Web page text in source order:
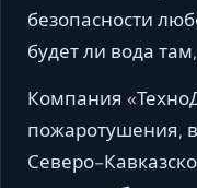
безопасности
будет ли вода
Компания
пожаротушения,
Северо-